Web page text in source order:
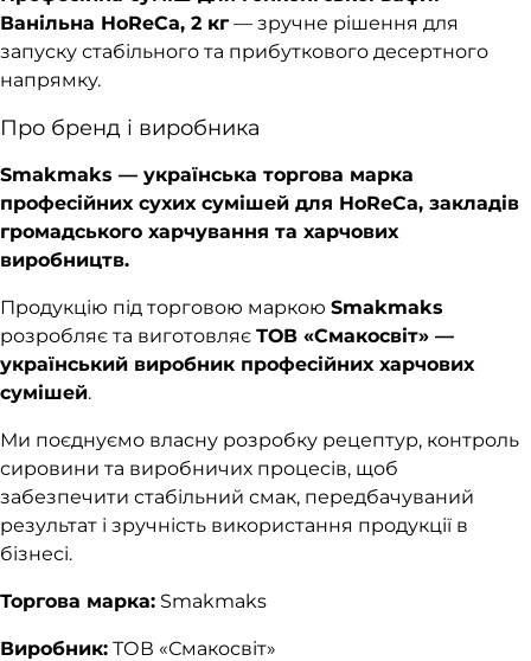
Ванільна HoReCa, 2 кг— зручне рішення для
запуску стабільного та прибуткового десертного
напрямку.
Про бренд і виробника
Smakmaks — українська торгова марка
професійних сухих сумішей для HoReCa, закладів
громадського харчування та харчових
виробництв.
Продукцію під торговою маркою Smakmaks
розробляє та виготовляє ТОВ «Смакосвіт» —
український виробник професійних харчових
сумішей.
Ми поєднуємо власну розробку рецептур, контроль
сировини та виробничих процесів, щоб
забезпечити стабільний смак, передбачуваний
результат і зручність використання продукції в
бізнесі.
Торгова марка: Smakmaks
Виробник: ТОВ «Смакосвіт»